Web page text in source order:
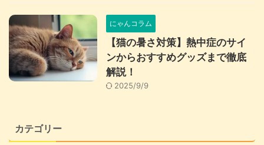
にゃんコラム
【猫の暑さ対策】熱中症のサイ
ンからおすすめグッズまで徹底
解説！
2025/9/9
カテゴリー